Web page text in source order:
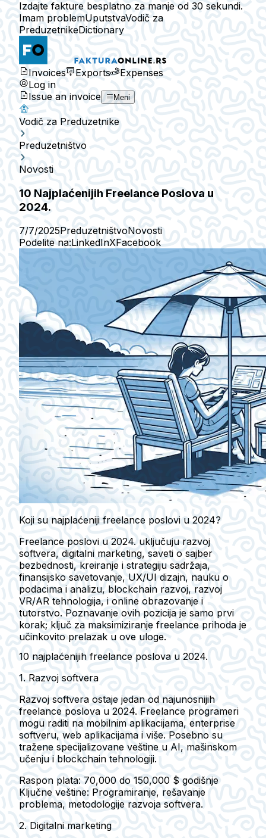
Izdajte fakture besplatno za manje od 30 sekundi.
Imam problemUputstvaVodič za
PreduzetnikeDictionary
Invoices Exports
Expenses
Log in
Issue an invoice
Meni
Vodič za Preduzetnike
Preduzetništvo
Novosti
10 Najplaćenijih Freelance Poslova u
2024.
7/7/2025PreduzetništvoNovosti
Podelite na:LinkedInXFacebook
Koji su najplaćeniji freelance poslovi u 2024?
Freelance poslovi u 2024. uključuju razvoj
softvera, digitalni marketing, saveti o sajber
bezbednosti, kreiranje i strategiju sadržaja,
finansijsko savetovanje, UX/UI dizajn, nauku o
podacima i analizu, blockchain razvoj, razvoj
VR/AR tehnologija, i online obrazovanje i
tutorstvo. Poznavanje ovih pozicija je samo prvi
korak; ključ za maksimiziranje freelance prihoda je
učinkovito prelazak u ove uloge.
10 najplaćenijih freelance poslova u 2024.
1. Razvoj softvera
Razvoj softvera ostaje jedan od najunosnijih
freelance poslova u 2024. Freelance programeri
mogu raditi na mobilnim aplikacijama, enterprise
softveru, web aplikacijama i više. Posebno su
tražene specijalizovane veštine u AI, mašinskom
učenju i blockchain tehnologiji.
Raspon plata: 70,000 do 150,000 $ godišnje
Ključne veštine: Programiranje, rešavanje
problema, metodologije razvoja softvera.
2. Digitalni marketing